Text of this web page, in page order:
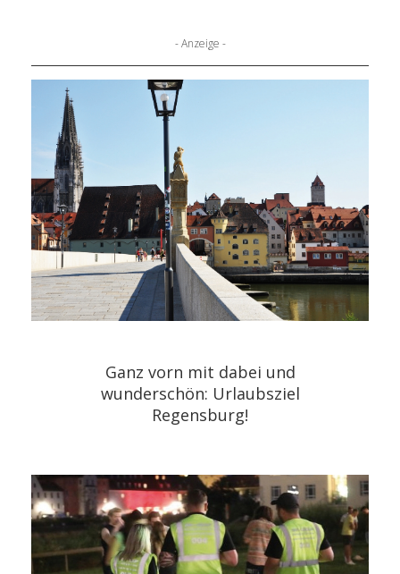
- Anzeige -
Ganz vorn mit dabei und
wunderschön: Urlaubsziel
Regensburg!